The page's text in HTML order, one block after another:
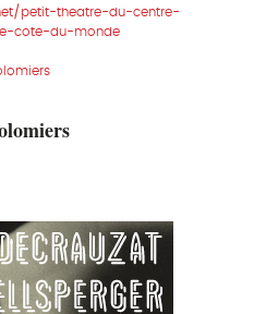
petit-theatre-du-centre-
cote-du-monde